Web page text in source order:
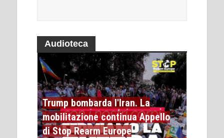
Audioteca
Trump bombarda l'Iran. La
mobilitazione continua Appello
di Stop Rearm Europe